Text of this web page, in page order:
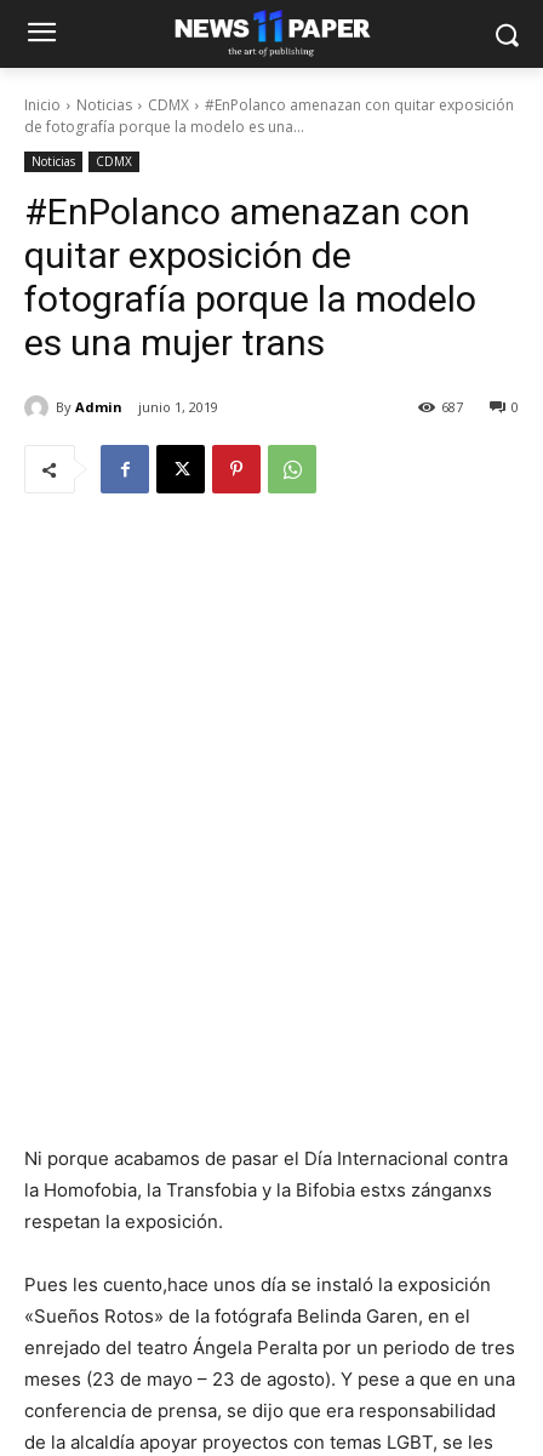
Inicio Noticias CDMX
#EnPolanco amenazan con quitar exposición
de fotografía porque la modelo es una...
Noticias CDMX
#EnPolanco amenazan con
quitar exposición de
fotografía porque la modelo
es una mujer trans
By Admin junio 1, 2019 0
687
Ni porque acabamos de pasar el Día Internacional contra
la Homofobia, la Transfobia y la Bifobia estxs zánganxs
respetan la exposición.
Pues les cuento,hace unos día se instaló la exposición
«Sueños Rotos» de la fotógrafa Belinda Garen, en el
enrejado del teatro Ángela Peralta por un periodo de tres
meses (23 de mayo – 23 de agosto). Y pese a que en una
conferencia de prensa, se dijo que era responsabilidad
de la alcaldía apoyar proyectos con temas LGBT, se les